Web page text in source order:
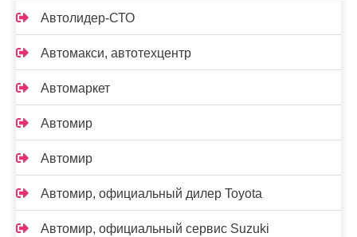
Автолидер-СТО
Автомакси, автотехцентр
Автомаркет
Автомир
Автомир
Автомир, официальный дилер Toyota
Автомир, официальный сервис Suzuki